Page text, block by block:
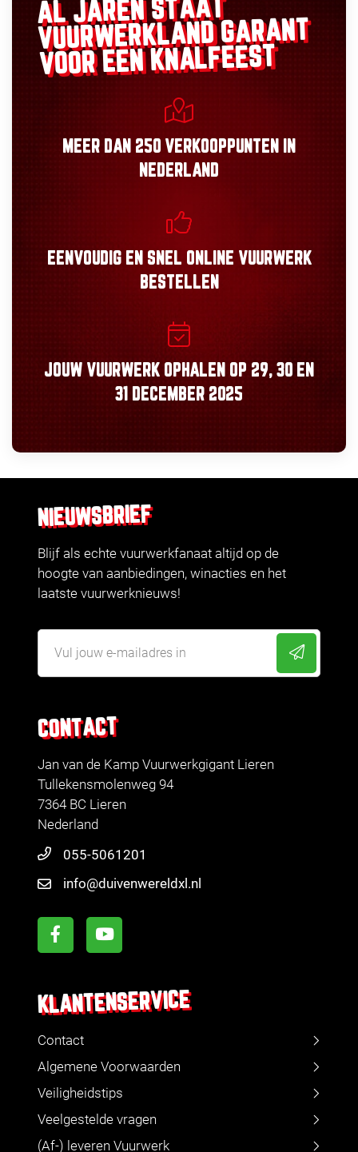
AL JAREN STAAT
VUURWERKLANDGARANT
VOOR EEN KNALFEEST
MEER DAN 250 VERKOOPPUNTEN
IN
NEDERLAND
EENVOUDIGEN SNEL ONLINE VUURWERK
BESTELLEN
JOUW VUURWERK OPHALEN OP 29, 30 EN
31 DECEMBER 2025
CONTACT
Jan van de Kamp Vuurwerkgigant Lieren
Tullekensmolenweg 94
7364 BC Lieren
Nederland
055-5061201
info@duivenwereldxl.nl
KLANTENSERVICE
Contact
Algemene Voorwaarden
Veiligheidstips
Veelgestelde vragen
(Af-) leveren Vuurwerk
NIEUWSBRIEF
Blijf als echte vuurwerkfanaat altijd op de
hoogte van aanbiedingen, winacties en het
laatste vuurwerknieuws!